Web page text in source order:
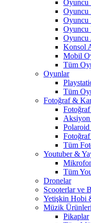
Oyuncu
Oyuncu
Oyuncu
Oyuncu
Oyuncu
Konsol
Mobil
Tüm
Oyunlar
Tüm
Fotoğraf &
Aksiyon
Fotoğraf
Tüm
Youtuber &
Tüm
Dronelar
Scooterlar ve
Yetişkin Hobi
Müzik Ürünleri
Pikaplar